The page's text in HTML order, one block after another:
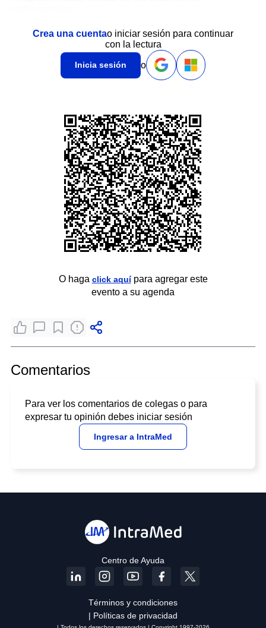
Crea una cuentao iniciar sesión para continuar
con la lectura
Inicia sesión o
O haga click aquípara agregar este
evento a su agenda
Comentarios
Para ver los comentarios de colegas o para
expresar tu opinión debes iniciar sesión
Ingresar a IntraMed
Centro de Ayuda
Términos y condiciones
| Políticas de privacidad